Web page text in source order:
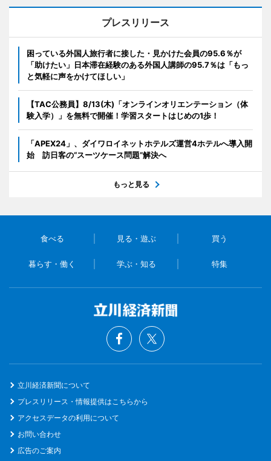
プレスリリース
困っている外国人旅行者に接した・見かけた会員の95.6％が
「助けたい」日本滞在経験のある外国人講師の95.7％は「もっ
と気軽に声をかけてほしい」
【TAC公務員】8/13(木)「オンラインオリエンテーション（体
験入学）」を無料で開催！学習スタートはじめの1歩！
「APEX24」、ダイワロイネットホテルズ運営4ホテルへ導入開
始 訪日客の“スーツケース問題”解決へ
もっと見る
食べる 見る・遊ぶ 買う
暮らす・働く 学ぶ・知る 特集
立川経済新聞について
プレスリリース・情報提供はこちらから
アクセスデータの利用について
お問い合わせ
広告のご案内